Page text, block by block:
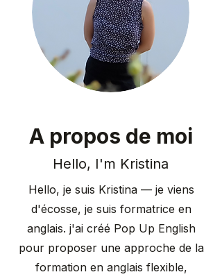
A propos de moi
Hello, I'm Kristina
Hello, je suis Kristina — je viens
d'écosse, je suis formatrice en
anglais. j'ai créé Pop Up English
pour proposer une approche de la
formation en anglais flexible,